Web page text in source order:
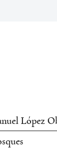
López